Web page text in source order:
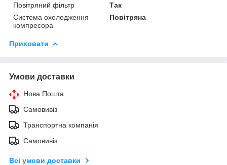
Повітряний фільтр
Так
Система охолодження
компресора
Повітряна
Приховати
Умови доставки
Нова Пошта
Самовивіз
Транспортна компанія
Самовивіз
Всі умови доставки